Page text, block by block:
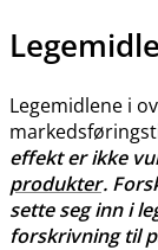
Legemidlene i
effekt er ikke
produkter.
sette seg inn i
forskrivning til